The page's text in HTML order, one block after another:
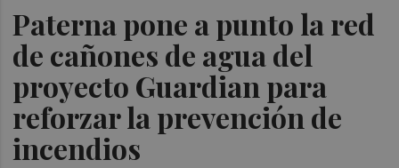
Paterna pone a punto la red
de cañones de agua del
proyecto Guardian para
reforzar la prevención de
incendios